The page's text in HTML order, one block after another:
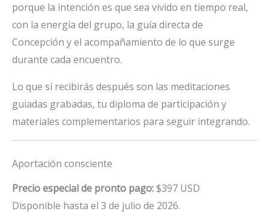
porque la intención es que sea vivido en tiempo real,
con la energía del grupo, la guía directa de
Concepción y el acompañamiento de lo que surge
durante cada encuentro.
Lo que sí recibirás después son las meditaciones
guiadas grabadas, tu diploma de participación y
materiales complementarios para seguir integrando.
Aportación consciente
Precio especial de pronto pago:$397 USD
Disponible hasta el 3 de julio de 2026.